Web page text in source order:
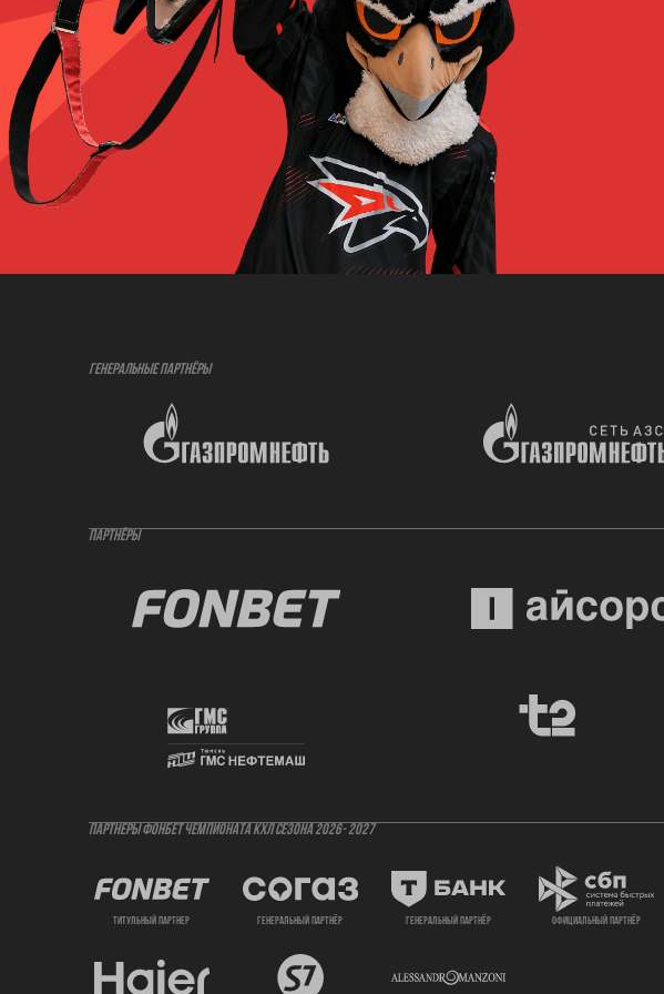
ГЕНЕРАЛЬНЫЕ ПАРТНЁРЫ
ПАРТНЁРЫ
ПАРТНЕРЫ ФОНБЕТ ЧЕМПИОНАТА КХЛ СЕЗОНА 2026- 2027
титульный партнер генеральный партнёр генеральный партнёр официальный партнёр